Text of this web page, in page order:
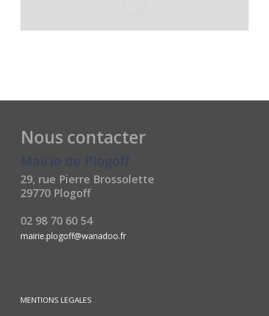
Nous contacter
29, rue Pierre Brossolette
29770 Plogoff
02 98 70 60 54
mairie.plogoff@wanadoo.fr
MENTIONS LEGALES